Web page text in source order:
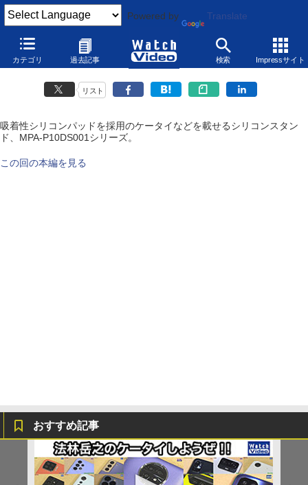
Powered by Translate
カテゴリ 過去記事 検索 Impressサイト
MPA-P10DS001シリーズ（ELECOM）
2011年2月15日
リスト
吸着性シリコンパッドを採用のケータイなどを載せるシリコンスタン
ド、MPA-P10DS001シリーズ。
この回の本編を見る
おすすめ記事